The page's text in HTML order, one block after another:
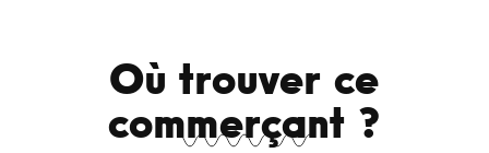
Où trouver ce
commerçant ?